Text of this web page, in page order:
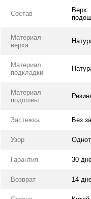
Состав
Верх:
Материал
верха
Материал
подкладки
Материал
подошвы
Застежка Без
Узор
Гарантия 30
Возврат 14